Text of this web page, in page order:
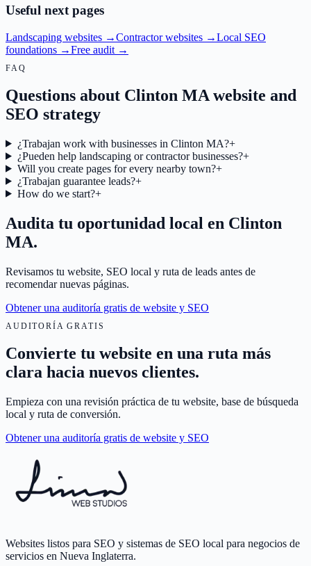
Useful next pages
Landscaping websites →Contractor websites →Local SEO
foundations →Free audit →
FAQ
Questions about Clinton MA website and
SEO strategy
¿Trabajan work with businesses in Clinton MA?+
¿Pueden help landscaping or contractor businesses?+
Will you create pages for every nearby town?+
¿Trabajan guarantee leads?+
How do we start?+
Audita tu oportunidad local en Clinton
MA.
Revisamos tu website, SEO local y ruta de leads antes de
recomendar nuevas páginas.
Obtener una auditoría gratis de website y SEO
AUDITORÍA GRATIS
Convierte tu website en una ruta más
clara hacia nuevos clientes.
Empieza con una revisión práctica de tu website, base de búsqueda
local y ruta de conversión.
Obtener una auditoría gratis de website y SEO
Websites listos para SEO y sistemas de SEO local para negocios de
servicios en Nueva Inglaterra.